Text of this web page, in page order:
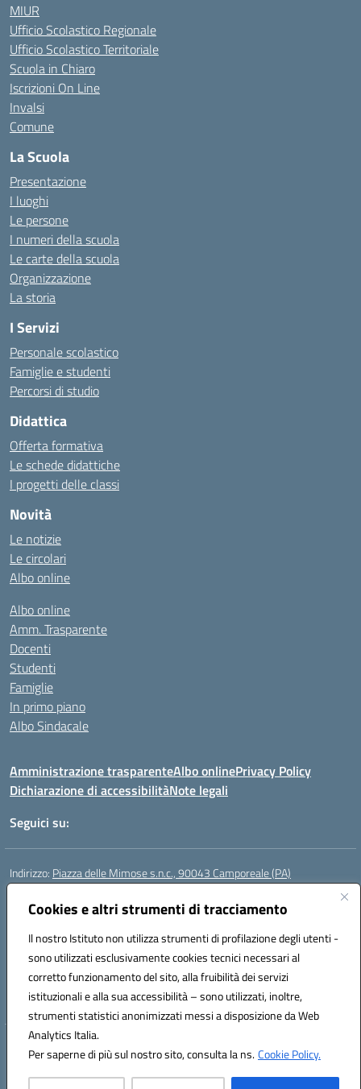
Cookies e altri strumenti di tracciamento
Il nostro Istituto non utilizza strumenti di profilazione degli utenti -
sono utilizzati esclusivamente cookies tecnici necessari al
corretto funzionamento del sito, alla fruibilità dei servizi
istituzionali e alla sua accessibilità – sono utilizzati, inoltre,
strumenti statistici anonimizzati messi a disposizione da Web
Analytics Italia.
Per saperne di più sul nostro sito, consulta la ns.Cookie Policy.
MIUR
Ufficio Scolastico Regionale
Ufficio Scolastico Territoriale
Scuola in Chiaro
Iscrizioni On Line
Invalsi
Comune
La Scuola
Presentazione
I luoghi
Le persone
I numeri della scuola
Le carte della scuola
Organizzazione
La storia
I Servizi
Personale scolastico
Famiglie e studenti
Percorsi di studio
Didattica
Offerta formativa
Le schede didattiche
I progetti delle classi
Novità
Le notizie
Le circolari
Albo online
Albo online
Amm. Trasparente
Docenti
Studenti
Famiglie
In primo piano
Albo Sindacale
Amministrazione trasparenteAlbo onlinePrivacy Policy
Dichiarazione di accessibilitàNote legali
Seguici su:
Indirizzo: Piazza delle Mimose s.n.c., 90043 Camporeale (PA)
Centralino:
Email:paic840008@istruzione.it
Codice fiscale: 80048770822
Codice meccanografico:
PAIC840008
Codice unico di fatturazione (CUF): UFHJ80
Hosting & Powered by 3D Solution S.r.l.
Concept & Design by Designers Italia